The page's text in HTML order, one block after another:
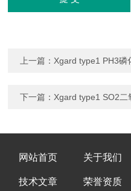
上一篇： Xgard type1 PH3磷
下一篇： Xgard type1 SO2二
网站首页 关于我们
技术文章 荣誉资质